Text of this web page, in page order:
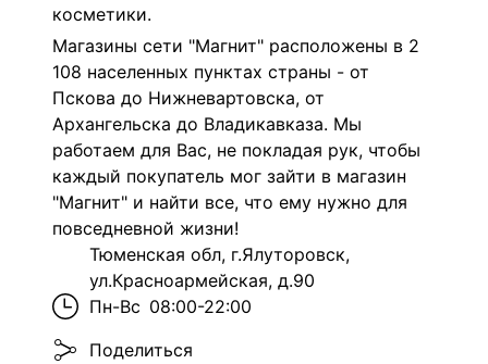
косметики.
Магазины сети "Магнит" расположены в 2
108 населенных пунктах страны - от
Пскова до Нижневартовска, от
Архангельска до Владикавказа. Мы
работаем для Вас, не покладая рук, чтобы
каждый покупатель мог зайти в магазин
"Магнит" и найти все, что ему нужно для
повседневной жизни!
Тюменская обл, г.Ялуторовск,
ул.Красноармейская, д.90
Пн-Вс 08:00-22:00
Поделиться